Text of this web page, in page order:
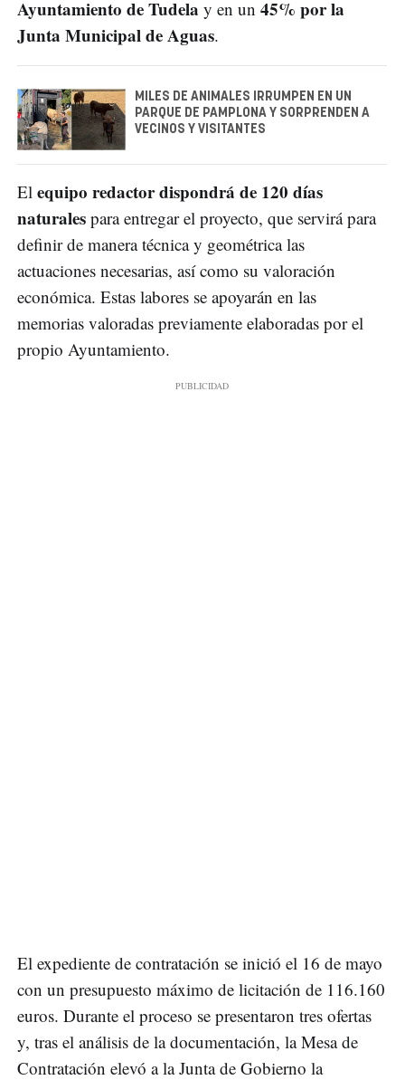
Ayuntamiento de Tudela y en un 45% por la
Junta Municipal de Aguas.
MILES DE ANIMALES IRRUMPEN EN UN
PARQUE DE PAMPLONA Y SORPRENDEN A
VECINOS Y VISITANTES
El equipo redactor dispondrá de 120 días
naturales para entregar el proyecto, que servirá para
definir de manera técnica y geométrica las
actuaciones necesarias, así como su valoración
económica. Estas labores se apoyarán en las
memorias valoradas previamente elaboradas por el
propio Ayuntamiento.
El expediente de contratación se inició el 16 de mayo
con un presupuesto máximo de licitación de 116.160
euros. Durante el proceso se presentaron tres ofertas
y, tras el análisis de la documentación, la Mesa de
Contratación elevó a la Junta de Gobierno la